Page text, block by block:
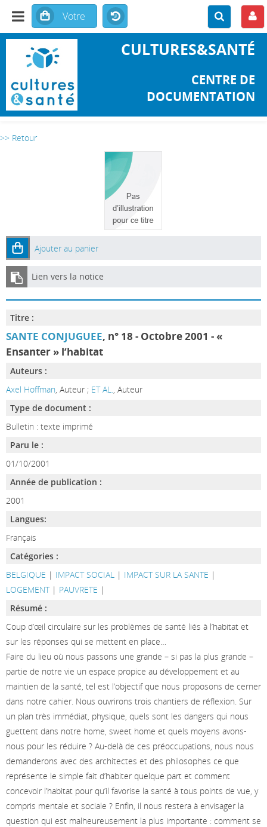
CULTURES&SANTÉ
CENTRE DE
DOCUMENTATION
>> Retour
Ajouter au panier
Lien vers la notice
Titre :
SANTE CONJUGUEE, n° 18 - Octobre 2001 - «
Ensanter » l’habitat
Auteurs :
Axel Hoffman, Auteur ; ET AL., Auteur
Type de document :
Bulletin : texte imprimé
Paru le :
01/10/2001
Année de publication :
2001
Langues:
Français
Catégories :
BELGIQUE | IMPACT SOCIAL| IMPACT SUR LA SANTE |
LOGEMENT| PAUVRETE |
Résumé :
Coup d’œil circulaire sur les problèmes de santé liés à l’habitat et
sur les réponses qui se mettent en place…
Faire du lieu où nous passons une grande – si pas la plus grande –
partie de notre vie un espace propice au développement et au
maintien de la santé, tel est l’objectif que nous proposons de cerner
dans notre cahier. Nous ouvrirons trois chantiers de réflexion. Sur
un plan très immédiat, physique, quels sont les dangers qui nous
guettent dans notre home, sweet home et quels moyens avons-
nous pour les réduire ? Au-delà de ces préoccupations, nous nous
demanderons avec des architectes et des philosophes ce que
représente le simple fait d’habiter quelque part et comment
concevoir l’habitat pour qu’il favorise la santé à tous points de vue, y
compris mentale et sociale ? Enfin, il nous restera à envisager la
question qui est malheureusement la plus importante : comment se